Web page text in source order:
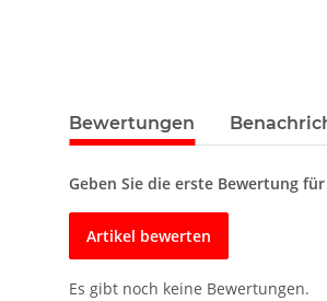
Bewertungen
Geben Sie die erste Bewertung
Artikel bewerten
Es gibt noch keine Bewertungen.